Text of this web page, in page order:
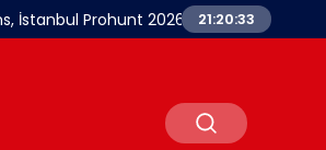
İstanbul Prohunt 2026’da yeni nesil
21:20:33